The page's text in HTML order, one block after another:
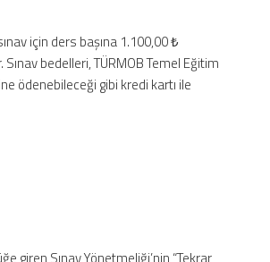
için ders başına 1.100,00 ₺
bedelleri, TÜRMOB Temel Eğitim
ödenebileceği gibi kredi kartı ile